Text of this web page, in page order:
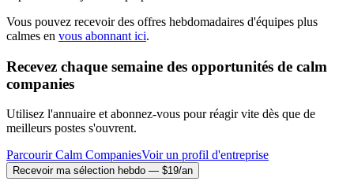
Vous pouvez recevoir des offres hebdomadaires d'équipes plus
calmes en vous abonnant ici.
Recevez chaque semaine des opportunités de calm
companies
Utilisez l'annuaire et abonnez-vous pour réagir vite dès que de
meilleurs postes s'ouvrent.
Parcourir Calm CompaniesVoir un profil d'entreprise
Recevoir ma sélection hebdo — $19/an